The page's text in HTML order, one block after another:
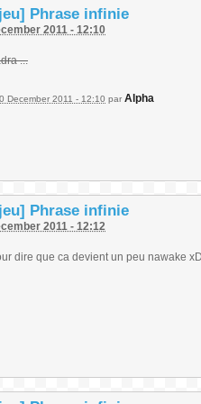
Phrase infinie
2011 - 12:10
...
December 2011 - 12:10 par Alpha
Phrase infinie
2011 - 12:12
dire que ca devient un peu nawake